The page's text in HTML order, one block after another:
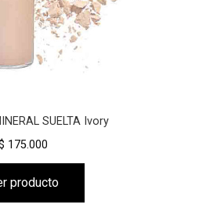
SUELTA Ivory
175.000
producto